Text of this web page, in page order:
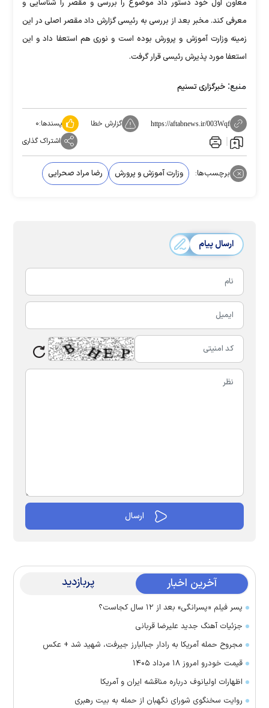
معاون اول خود دستور داد موضوع را بررسی و مقصر را شناسایی و
معرفی کند. مخبر بعد از بررسی به رئیسی گزارش داد مقصر اصلی در این
زمینه وزارت آموزش و پرورش بوده است و نوری هم استعفا داد و این
استعفا مورد پذیرش رئیسی قرار گرفت.
منبع: خبرگزاری تسنیم
https://aftabnews.ir/003Wqf گزارش خطا پسندها:۰
اشتراک گذاری
برچسب‌ها: وزارت آموزش و پرورش رضا مراد صحرایی
ارسال پیام
آخرین اخبار پربازدید
پسر فیلم «پسرانگی» بعد از ۱۲ سال کجاست؟
جزئیات آهنگ جدید علیرضا قربانی
مجروح حمله آمریکا به رادار جبالبارز جیرفت، شهید شد + عکس
قیمت خودرو امروز ۱۸ مرداد ۱۴۰۵
اظهارات اولیانوف درباره مناقشه ایران و آمریکا
روایت سخنگوی شورای نگهبان از حمله به بیت رهبری